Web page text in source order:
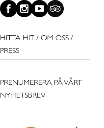
HITTA HIT / OM OSS /
PRESS
PRENUMERERA PÅ VÅRT
NYHETSBREV